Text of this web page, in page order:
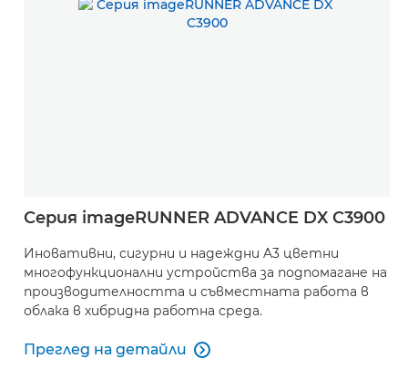
Серия imageRUNNER ADVANCE DX C3900
Иновативни, сигурни и надеждни A3 цветни
многофункционални устройства за подпомагане на
производителността и съвместната работа в
облака в хибридна работна среда.
Преглед на детайли
Преглед на детайли
